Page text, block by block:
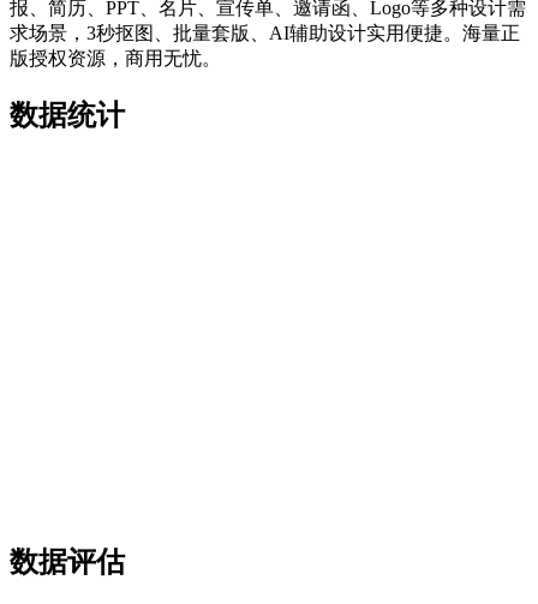
报、简历、PPT、名片、宣传单、邀请函、Logo等多种设计需
求场景，3秒抠图、批量套版、AI辅助设计实用便捷。海量正
版授权资源，商用无忧。
数据统计
数据评估